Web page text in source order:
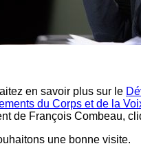
en savoir plus sur le
du Corps et de la
de François Combeau,
une bonne visite.